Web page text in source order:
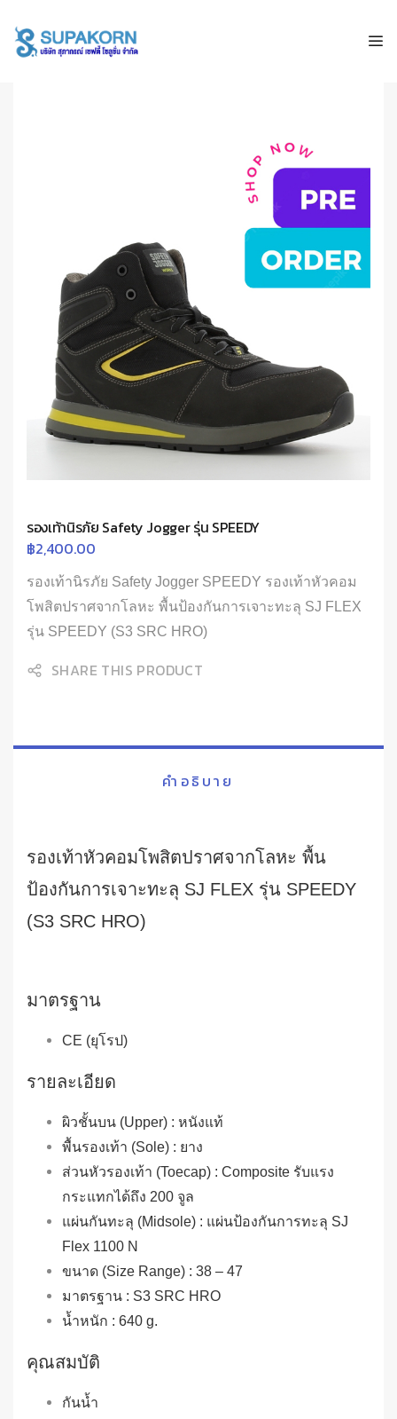
รองเท้านิรภัย Safety Jogger รุ่น SPEEDY
฿2,400.00
รองเท้านิรภัย Safety Jogger SPEEDY รองเท้าหัวคอม
โพสิตปราศจากโลหะ พื้นป้องกันการเจาะทะลุ SJ FLEX
รุ่น SPEEDY (S3 SRC HRO)
SHARE THIS PRODUCT
คำอธิบาย
รองเท้าหัวคอมโพสิตปราศจากโลหะ พื้น
ป้องกันการเจาะทะลุ SJ FLEX รุ่น SPEEDY
(S3 SRC HRO)
มาตรฐาน
CE (ยุโรป)
รายละเอียด
ผิวชั้นบน (Upper) : หนังแท้
พื้นรองเท้า (Sole) : ยาง
ส่วนหัวรองเท้า (Toecap) : Composite รับแรง
กระแทกได้ถึง 200 จูล
แผ่นกันทะลุ (Midsole) : แผ่นป้องกันการทะลุ SJ
Flex 1100 N
ขนาด (Size Range) : 38 – 47
มาตรฐาน : S3 SRC HRO
น้ำหนัก : 640 g.
คุณสมบัติ
กันน้ำ